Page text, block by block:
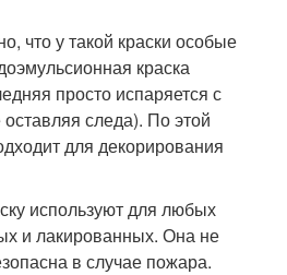
что у такой краски особые
краска
просто испаряется с
следа). По этой
для декорирования
используют для любых
и лакированных. Она не
в случае пожара.